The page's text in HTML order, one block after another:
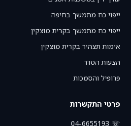
ייפוי כח מתמשך בחיפה
ייפוי כח מתמשך בקרית מוצקין
אימות תצהיר בקרית מוצקין
הצעות הסדר
פרופיל והסמכות
פרטי התקשרות
☏ 04-6655193